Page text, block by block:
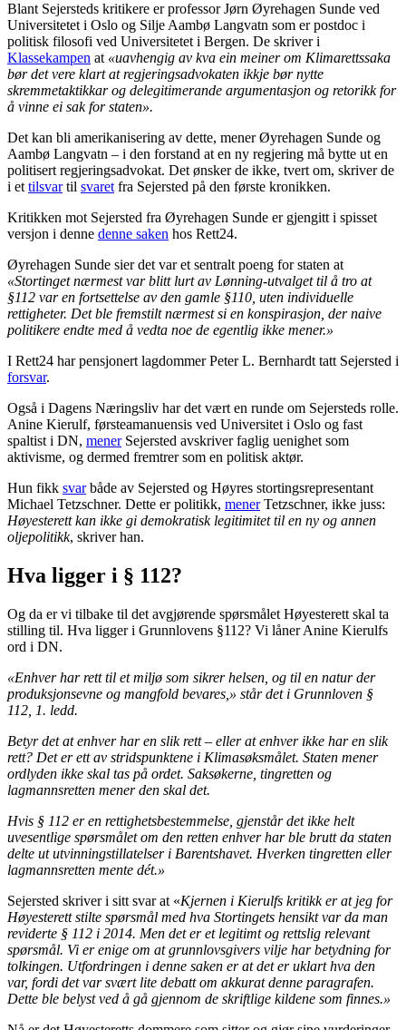
Blant Sejersteds kritikere er professor Jørn Øyrehagen Sunde ved
Universitetet i Oslo og Silje Aambø Langvatn som er postdoc i
politisk filosofi ved Universitetet i Bergen. De skriver i
Klassekampen at «uavhengig av kva ein meiner om Klimarettssaka
bør det vere klart at regjeringsadvokaten ikkje bør nytte
skremmetaktikkar og delegitimerande argumentasjon og retorikk for
å vinne ei sak for staten».
Det kan bli amerikanisering av dette, mener Øyrehagen Sunde og
Aambø Langvatn – i den forstand at en ny regjering må bytte ut en
politisert regjeringsadvokat. Det ønsker de ikke, tvert om, skriver de
i ettilsvartil svaretfra Sejersted på den første kronikken.
Kritikken mot Sejersted fra Øyrehagen Sunde er gjengitt i spisset
versjon i denne denne saken hos Rett24.
Øyrehagen Sunde sier det var et sentralt poeng for staten at
«Stortinget nærmest var blitt lurt av Lønning-utvalget til å tro at
§112 var en fortsettelse av den gamle §110, uten individuelle
rettigheter. Det ble fremstilt nærmest si en konspirasjon, der naive
politikere endte med å vedta noe de egentlig ikke mener.»
I Rett24 har pensjonert lagdommer Peter L. Bernhardt tatt Sejersted i
forsvar.
Også i Dagens Næringsliv har det vært en runde om Sejersteds rolle.
Anine Kierulf, førsteamanuensis ved Universitet i Oslo og fast
spaltist i DN, menerSejersted avskriver faglig uenighet som
aktivisme, og dermed fremtrer som en politisk aktør.
Hun fikk svarbåde av Sejersted og Høyres stortingsrepresentant
Michael Tetzschner. Dette er politikk, menerTetzschner, ikke juss:
Høyesterett kan ikke gi demokratisk legitimitet til en ny og annen
oljepolitikk, skriver han.
Hva ligger i § 112?
Og da er vi tilbake til det avgjørende spørsmålet Høyesterett skal ta
stilling til. Hva ligger i Grunnlovens §112? Vi låner Anine Kierulfs
ord i DN.
«Enhver har rett til et miljø som sikrer helsen, og til en natur der
produksjonsevne og mangfold bevares,» står det i Grunnloven §
112, 1. ledd.
Betyr det at enhver har en slik rett – eller at enhver ikke har en slik
rett? Det er ett av stridspunktene i Klimasøksmålet. Staten mener
ordlyden ikke skal tas på ordet. Saksøkerne, tingretten og
lagmannsretten mener den skal det.
Hvis § 112 er en rettighetsbestemmelse, gjenstår det ikke helt
uvesentlige spørsmålet om den retten enhver har ble brutt da staten
delte ut utvinningstillatelser i Barentshavet. Hverken tingretten eller
lagmannsretten mente dét.»
Sejersted skriver i sitt svar at «Kjernen i Kierulfs kritikk er at jeg for
Høyesterett stilte spørsmål med hva Stortingets hensikt var da man
reviderte § 112 i 2014. Men det er et legitimt og rettslig relevant
spørsmål. Vi er enige om at grunnlovsgivers vilje har betydning for
tolkingen. Utfordringen i denne saken er at det er uklart hva den
var, fordi det var svært lite debatt om akkurat denne paragrafen.
Dette ble belyst ved å gå gjennom de skriftlige kildene som finnes.»